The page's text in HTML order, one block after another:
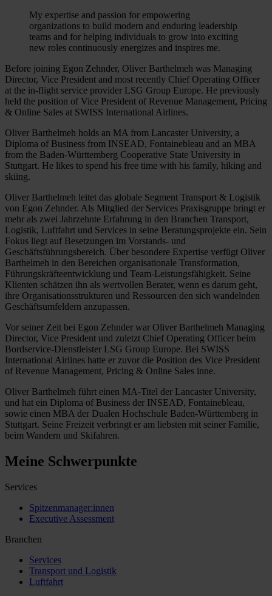
My expertise and passion for empowering
organizations to build modern and enduring leadership
teams and for helping individuals to grow into exciting
new roles continuously energizes and inspires me.
Before joining Egon Zehnder, Oliver Barthelmeh was Managing
Director, Vice President and most recently Chief Operating Officer
at the in-flight service provider LSG Group Europe. He previously
held the position of Vice President of Revenue Management, Pricing
& Online Sales at SWISS International Airlines.
Oliver Barthelmeh holds an MA from Lancaster University, a
Diploma of Business from INSEAD, Fontainebleau and an MBA
from the Baden-Württemberg Cooperative State University in
Stuttgart. He likes to spend his free time with his family, hiking and
skiing.
Oliver Barthelmeh leitet das globale Segment Transport & Logistik
von Egon Zehnder. Als Mitglied der Services Praxisgruppe bringt er
mehr als zwei Jahrzehnte Erfahrung in den Branchen Transport,
Logistik, Luftfahrt und Services in seine Beratungsprojekte ein. Sein
Fokus liegt auf Besetzungen im Vorstands- und
Geschäftsführungsbereich. Über besondere Expertise verfügt Oliver
Barthelmeh in den Bereichen organisationale Transformation,
Führungskräfteentwicklung und Team-Leistungsfähigkeit. Seine
Klienten schätzen ihn als wertvollen Berater, wenn es darum geht,
ihre Organisationsstrukturen und Ressourcen den sich wandelnden
Geschäftsumfeldern anzupassen.
Vor seiner Zeit bei Egon Zehnder war Oliver Barthelmeh Managing
Director, Vice President und zuletzt Chief Operating Officer beim
Bordservice-Dienstleister LSG Group Europe. Bei SWISS
International Airlines hatte er zuvor die Position des Vice President
of Revenue Management, Pricing & Online Sales inne.
Oliver Barthelmeh führt einen MA-Titel der Lancaster University,
und hat ein Diploma of Business der INSEAD, Fontainebleau,
sowie einen MBA der Dualen Hochschule Baden-Württemberg in
Stuttgart. Seine Freizeit verbringt er am liebsten mit seiner Familie,
beim Wandern und Skifahren.
Meine Schwerpunkte
Services
Spitzenmanager:innen
Executive Assessment
Branchen
Services
Transport und Logistik
Luftfahrt